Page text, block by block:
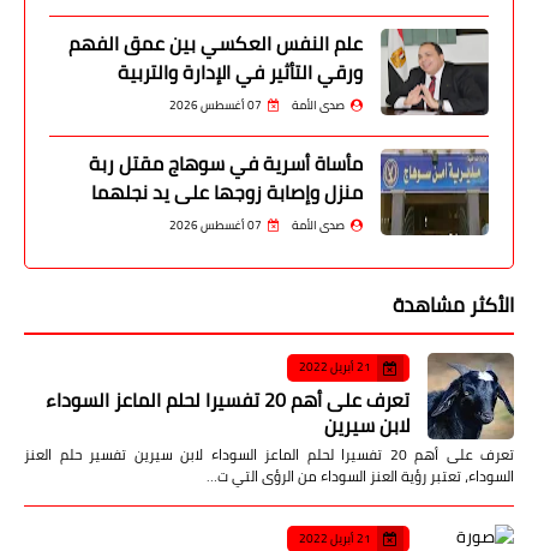
علم النفس العكسي بين عمق الفهم
ورقي التأثير في الإدارة والتربية
صدى الأمة 07 أغسطس 2026
مأساة أسرية في سوهاج مقتل ربة
منزل وإصابة زوجها على يد نجلهما
صدى الأمة 07 أغسطس 2026
الأكثر مشاهدة
21 أبريل 2022
تعرف على أهم 20 تفسيرا لحلم الماعز السوداء
لابن سيرين
تعرف على أهم 20 تفسيرا لحلم الماعز السوداء لابن سيرين تفسير حلم العنز
السوداء، تعتبر رؤية العنز السوداء من الرؤى التي ت…
21 أبريل 2022